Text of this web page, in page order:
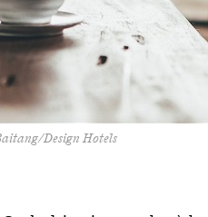
Design Hotels